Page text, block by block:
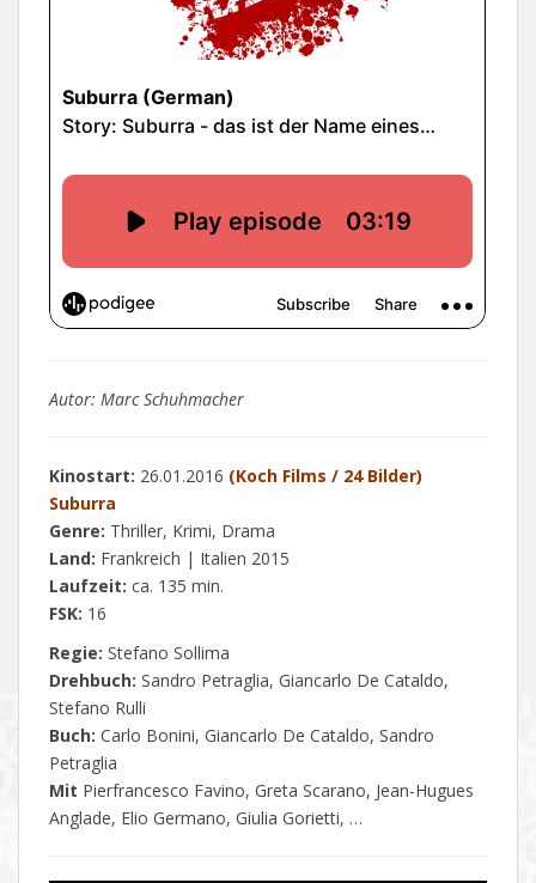
Autor: Marc Schuhmacher
Kinostart: 26.01.2016 (Koch Films / 24 Bilder)
Suburra
Genre: Thriller, Krimi, Drama
Land: Frankreich | Italien 2015
Laufzeit: ca. 135 min.
FSK: 16
Regie: Stefano Sollima
Drehbuch: Sandro Petraglia, Giancarlo De Cataldo,
Stefano Rulli
Buch: Carlo Bonini, Giancarlo De Cataldo, Sandro
Petraglia
Mit Pierfrancesco Favino, Greta Scarano, Jean-Hugues
Anglade, Elio Germano, Giulia Gorietti, …